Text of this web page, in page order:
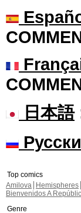
日本語
Top comics
Amilova
Hemispheres
Bienvenidos A
Genre